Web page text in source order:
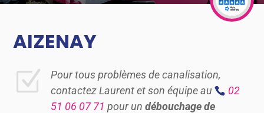
AIZENAY
Z
Pour tous problèmes de canalisation,
contactez Laurent et son équipe au
02
51 06 07 71 pour undébouchage de